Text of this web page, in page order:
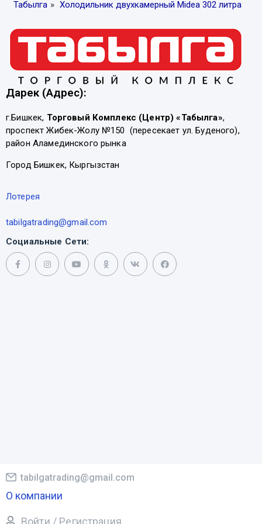
Табылга » Холодильник двухкамерный Midea 302 литра
Дарек (Адрес):
г.Бишкек, Торговый Комплекс (Центр) «Табылга»,
проспект Жибек-Жолу №150 (пересекает ул. Буденого),
район Аламединского рынка
Город Бишкек, Кыргызстан
Лотерея
tabilgatrading@gmail.com
Социальные Сети:
tabilgatrading@gmail.com
О компании
Войти / Регистрация